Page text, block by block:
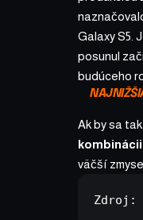
Galaxy S5.
posunul
budúceho
Ak by sa
väčší
Zdroj: